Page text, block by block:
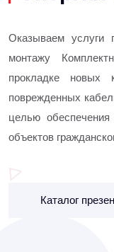
Оказываем услуги
монтажу
прокладке новых
поврежденных
целью обеспечения
объектов
Каталог